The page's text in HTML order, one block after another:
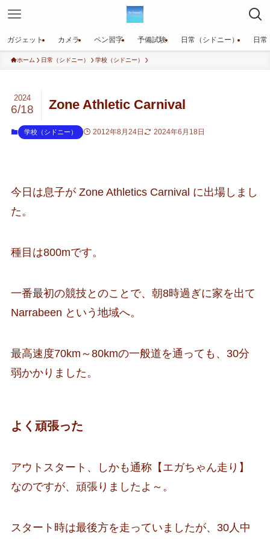
ガジェット カメラ ペン習字 予備試験 日常（シドニー） 日常
ホーム 日常（シドニー） 学校（シドニー）
Zone Athletic Carnival
2024
6/18
学校（シドニー） 2012年8月24日 2024年6月18日
今日は息子が Zone Athletics Carnival に出場しまし
た。
種目は800mです。
一番最初の競技とのことで、朝8時過ぎに家を出て
Narrabeen という地域へ。
最高速度70km～80kmの一般道を通っても、30分
弱かかりました。
よく頑張った
アウトスタート、しかも通称【エガちゃん走り】
なのですが、頑張りましたよ～。
スタート時は最後方を走っていましたが、30人中